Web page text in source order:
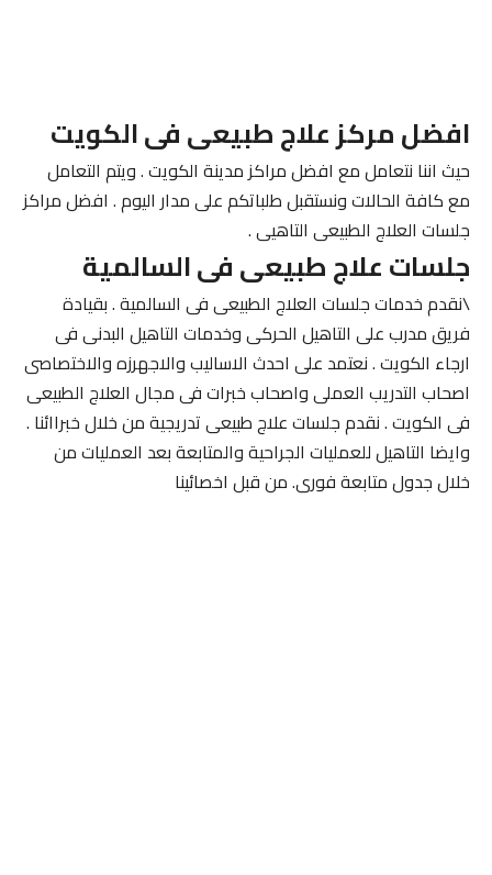
افضل مركز علاج طبيعى فى الكويت
حيث اننا نتعامل مع افضل مراكز مدينة الكويت . ويتم التعامل
مع كافة الحالات ونستقبل طلباتكم على مدار اليوم . افضل مراكز
جلسات العلاج الطبيعى التاهيى .
جلسات علاج طبيعى فى السالمية
\نقدم خدمات جلسات العلاج الطبيعى فى السالمية . بقيادة
فريق مدرب على التاهيل الحركى وخدمات التاهيل البدنى فى
ارجاء الكويت . نعتمد على احدث الاساليب والاجهرزه والاختصاصى
اصحاب التدريب العملى واصحاب خبرات فى مجال العلاج الطبيعى
فى الكويت . نقدم جلسات علاج طبيعى تدريجية من خلال خبراائنا .
وايضا التاهيل للعمليات الجراحية والمتابعة بعد العمليات من
خلال جدول متابعة فورى. من قبل اخصائينا